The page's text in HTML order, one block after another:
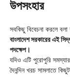
উপসংহার
সবকিছু বিবেচনা করলে
বাংলাদেশ সরকারের এই
পদক্ষেপ।
যদিও এটি পুরোপুরি
দৈনন্দিন খরচ সামলাতে